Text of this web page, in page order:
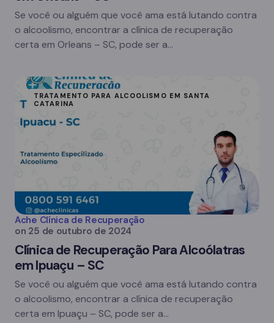
Se você ou alguém que você ama está lutando contra
o alcoolismo, encontrar a clínica de recuperação
certa em Orleans – SC, pode ser a…
TRATAMENTO PARA ALCOOLISMO EM SANTA
CATARINA
Ache Clínica de Recuperação
on 25 de outubro de 2024
Clínica de Recuperação Para Alcoólatras
em Ipuaçu – SC
Se você ou alguém que você ama está lutando contra
o alcoolismo, encontrar a clínica de recuperação
certa em Ipuaçu – SC, pode ser a…